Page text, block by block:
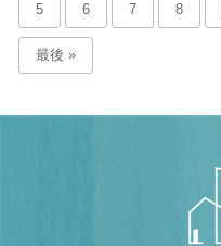
5 6 7 8
最後 »